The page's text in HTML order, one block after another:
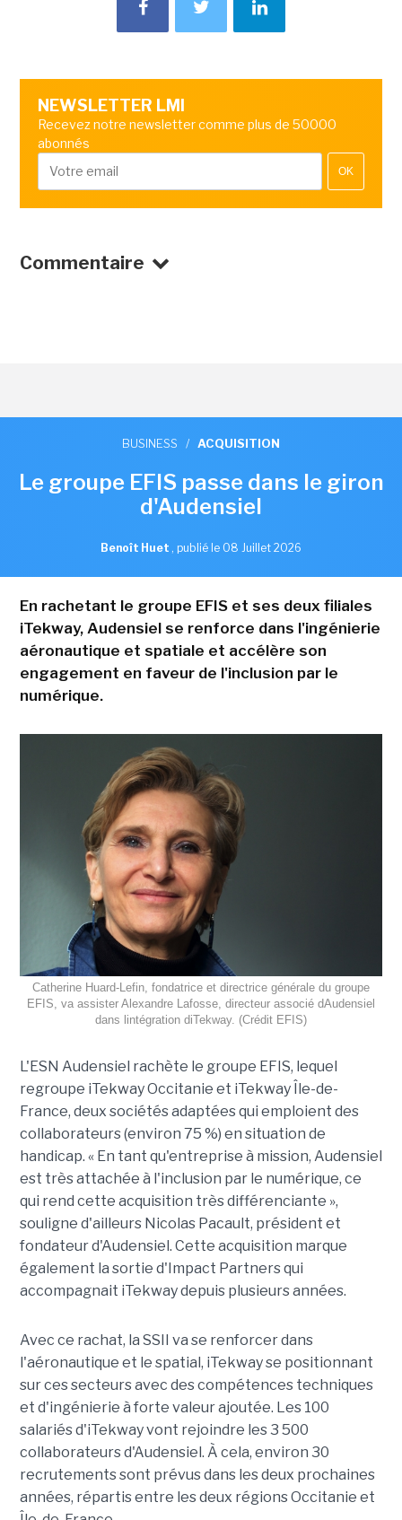
NEWSLETTER LMI
Recevez notre newsletter comme plus de 50000
abonnés
OK
Commentaire
BUSINESS / ACQUISITION
Le groupe EFIS passe dans le giron
d'Audensiel
Benoît Huet , publié le 08 Juillet 2026
En rachetant le groupe EFIS et ses deux filiales
iTekway, Audensiel se renforce dans l'ingénierie
aéronautique et spatiale et accélère son
engagement en faveur de l'inclusion par le
numérique.
Catherine Huard-Lefin, fondatrice et directrice générale du groupe
EFIS, va assister Alexandre Lafosse, directeur associé dAudensiel
dans lintégration diTekway. (Crédit EFIS)
L'ESN Audensiel rachète le groupe EFIS, lequel
regroupe iTekway Occitanie et iTekway Île-de-
France, deux sociétés adaptées qui emploient des
collaborateurs (environ 75 %) en situation de
handicap. « En tant qu'entreprise à mission, Audensiel
est très attachée à l'inclusion par le numérique, ce
qui rend cette acquisition très différenciante »,
souligne d'ailleurs Nicolas Pacault, président et
fondateur d'Audensiel. Cette acquisition marque
également la sortie d'Impact Partners qui
accompagnait iTekway depuis plusieurs années.
Avec ce rachat, la SSII va se renforcer dans
l'aéronautique et le spatial, iTekway se positionnant
sur ces secteurs avec des compétences techniques
et d'ingénierie à forte valeur ajoutée. Les 100
salariés d'iTekway vont rejoindre les 3 500
collaborateurs d'Audensiel. À cela, environ 30
recrutements sont prévus dans les deux prochaines
années, répartis entre les deux régions Occitanie et